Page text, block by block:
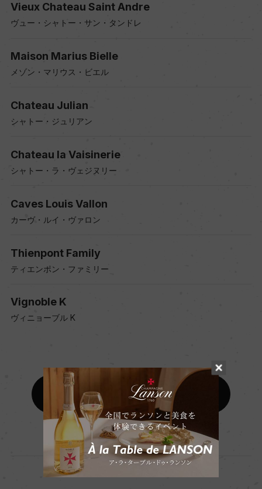
Vieux Chateau Saint Andre
ヴュー・シャトー・サン・タンドレ
Maison Marius Bielle
メゾン・マリウス・ビエル
Chateau Julian
シャトー・ジュリアン
Chateau la Vaisinerie
シャトー・ラ・ヴェジヌリー
Caves Louis Vallon
カーヴ・ルイ・ヴァロン
Thienpont Family
ティエンポン・ファミリー
Vignoble K
ヴィニョーブル K
原産国一覧に戻る